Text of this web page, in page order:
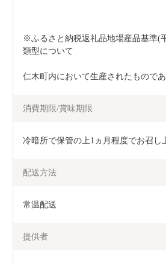
※ふるさと納税返礼品地場産品基準(
類型について
仁木町内において生産されたもので
消費期限/賞味期限
冷暗所で保管の上1ヵ月程度でお召し
配送方法
常温配送
提供者